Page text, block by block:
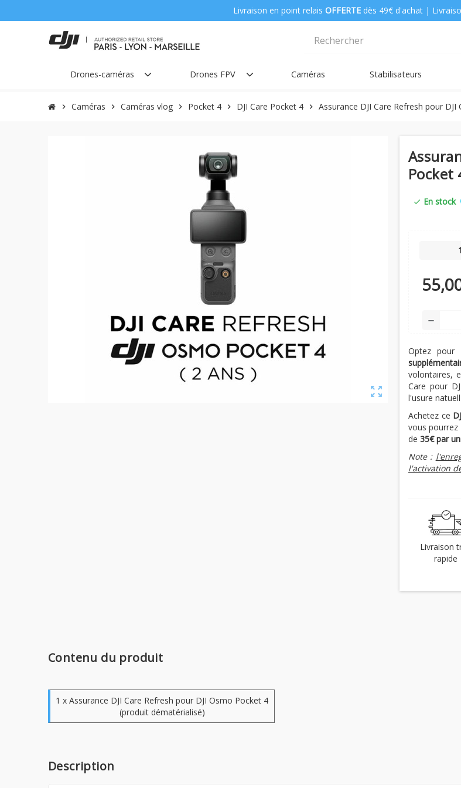
Livraison en point relais OFFERTEdès 49€ d'achat |
Drones-caméras Drones FPV Caméras Stabilisateurs
chevron_right Caméras chevron_right Caméras vlog chevron_right Pocket 4 chevron_right DJI Care Pocket 4 chevron_right Assurance DJI Care Refresh pour
zoom_out_map
Pocket
check En stock
remove
Optez pour
volontaires,
Care pour
l'usure
Achetez ce
vous
de 35€ par
Note :
l'activation
Livraison
rapide
Contenu du produit
1 x Assurance DJI Care Refresh pour DJI Osmo Pocket 4
(produit dématérialisé)
Description